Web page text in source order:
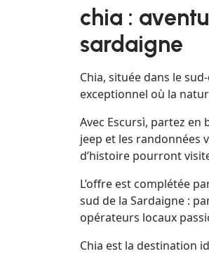
chia :
sardaigne
Chia, située dans le
exceptionnel où la
Avec Escursì, partez
jeep et les randonnées
d’histoire pourront
L’offre est complétée
sud de la Sardaigne :
opérateurs locaux
Chia est la destination